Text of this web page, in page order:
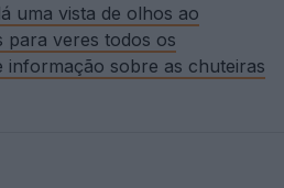
uma vista de olhos ao
para veres todos os
informação sobre as chuteiras